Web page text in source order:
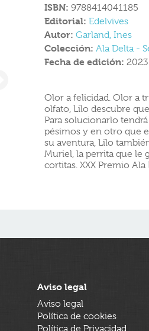
ISBN: 9788414041185
Editorial: Edelvives
Autor: Garland, Ines
Colección: Ala Delta -
Fecha de edición: 2023
Olor a felicidad. Olor a
olfato, Lilo descubre
Para solucionarlo
pésimos y en otro que
su aventura, Lilo
Muriel, la perrita que le
cortitas. XXX Premio
Aviso legal
Aviso legal
Política de cookies
Política de Privacidad